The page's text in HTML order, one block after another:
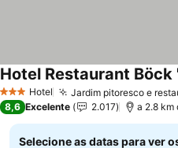
3 EstrelasHotel Jardim pitoresco e
Hotel Restaurant Böck
8,6 Excelente 2.017 a 2.8 km
Selecione as datas para ver